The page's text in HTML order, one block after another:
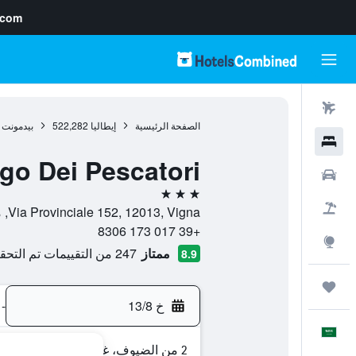
الصفحة الرئيسية إيطاليا 522,282 بيدمونت
Dei Pescatori
3 نجوم
Via Provinciale 152, 12013, Vigna, مقاطعة كونيو, إيطاليا
+39 017 173 8306
8.9 ممتاز 247 من التقييمات تم التحقق منها
خ 13/8 -
2 من الضيوف، غرفة واحدة